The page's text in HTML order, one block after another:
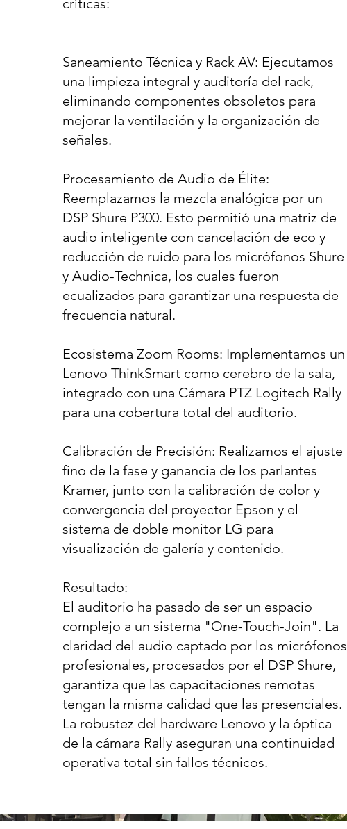
críticas:
Saneamiento Técnica y Rack AV: Ejecutamos
una limpieza integral y auditoría del rack,
eliminando componentes obsoletos para
mejorar la ventilación y la organización de
señales.
Procesamiento de Audio de Élite:
Reemplazamos la mezcla analógica por un
DSP Shure P300. Esto permitió una matriz de
audio inteligente con cancelación de eco y
reducción de ruido para los micrófonos Shure
y Audio-Technica, los cuales fueron
ecualizados para garantizar una respuesta de
frecuencia natural.
Ecosistema Zoom Rooms: Implementamos un
Lenovo ThinkSmart como cerebro de la sala,
integrado con una Cámara PTZ Logitech Rally
para una cobertura total del auditorio.
Calibración de Precisión: Realizamos el ajuste
fino de la fase y ganancia de los parlantes
Kramer, junto con la calibración de color y
convergencia del proyector Epson y el
sistema de doble monitor LG para
visualización de galería y contenido.
Resultado:
El auditorio ha pasado de ser un espacio
complejo a un sistema "One-Touch-Join". La
claridad del audio captado por los micrófonos
profesionales, procesados por el DSP Shure,
garantiza que las capacitaciones remotas
tengan la misma calidad que las presenciales.
La robustez del hardware Lenovo y la óptica
de la cámara Rally aseguran una continuidad
operativa total sin fallos técnicos.